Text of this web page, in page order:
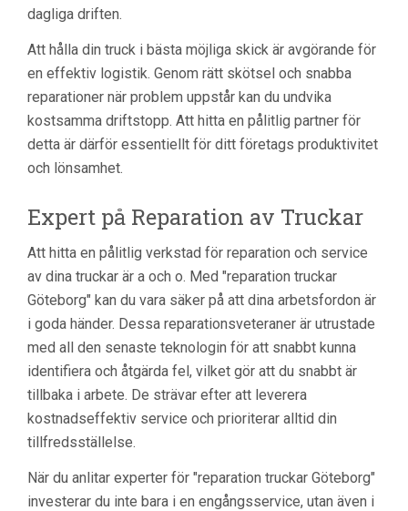
dagliga driften.
Att hålla din truck i bästa möjliga skick är avgörande för
en effektiv logistik. Genom rätt skötsel och snabba
reparationer när problem uppstår kan du undvika
kostsamma driftstopp. Att hitta en pålitlig partner för
detta är därför essentiellt för ditt företags produktivitet
och lönsamhet.
Expert på Reparation av Truckar
Att hitta en pålitlig verkstad för reparation och service
av dina truckar är a och o. Med "reparation truckar
Göteborg" kan du vara säker på att dina arbetsfordon är
i goda händer. Dessa reparationsveteraner är utrustade
med all den senaste teknologin för att snabbt kunna
identifiera och åtgärda fel, vilket gör att du snabbt är
tillbaka i arbete. De strävar efter att leverera
kostnadseffektiv service och prioriterar alltid din
tillfredsställelse.
När du anlitar experter för "reparation truckar Göteborg"
investerar du inte bara i en engångsservice, utan även i